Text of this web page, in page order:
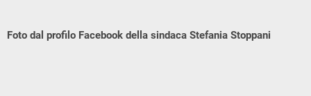
Foto dal profilo Facebook della sindaca Stefania Stoppani